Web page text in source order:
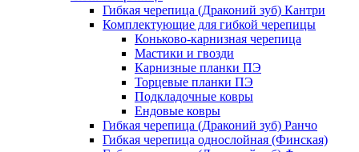
Гибкая черепица (Драконий зуб) Кантри
Комплектующие для гибкой черепицы
Коньково-карнизная черепица
Мастики и гвозди
Карнизные планки ПЭ
Торцевые планки ПЭ
Подкладочные ковры
Ендовые ковры
Гибкая черепица (Драконий зуб) Ранчо
Гибкая черепица однослойная (Финская)